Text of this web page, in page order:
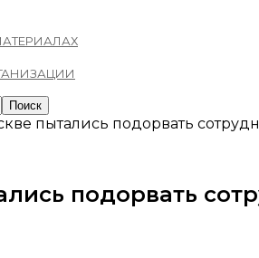
пытались подорвать
подорвать